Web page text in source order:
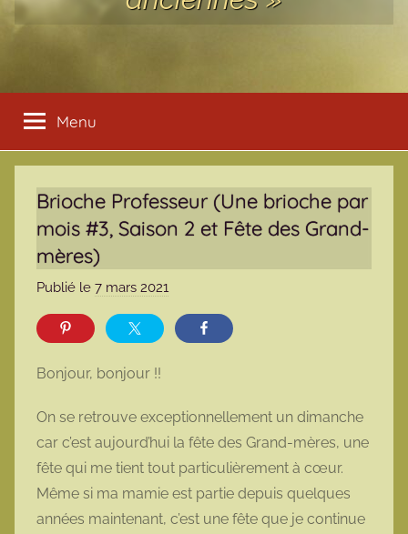
Menu
Brioche Professeur (Une brioche par
mois #3, Saison 2 et Fête des Grand-
mères)
Publié le 7 mars 2021
m
o
t
t
e
Bonjour, bonjour !!
On se retrouve exceptionnellement un dimanche
car c’est aujourd’hui la fête des Grand-mères, une
fête qui me tient tout particulièrement à cœur.
Même si ma mamie est partie depuis quelques
années maintenant, c’est une fête que je continue